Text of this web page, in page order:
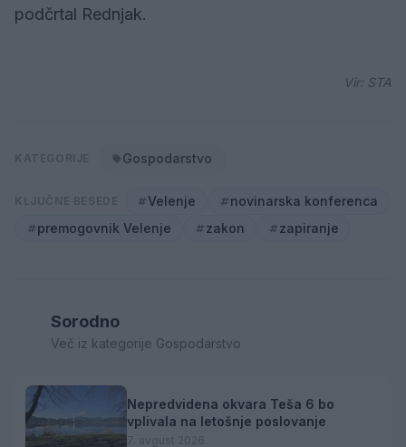
podčrtal Rednjak.
Vir: STA
Gospodarstvo
Velenje
novinarska konferenca
premogovnik Velenje
zakon zapiranje
Sorodno
Več iz kategorije Gospodarstvo
Nepredvidena okvara Teša 6 bo
vplivala na letošnje poslovanje
7. avgust 2026